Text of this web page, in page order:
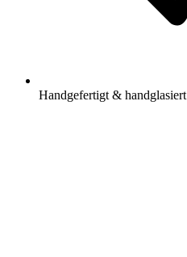
Handgefertigt & handglasiert